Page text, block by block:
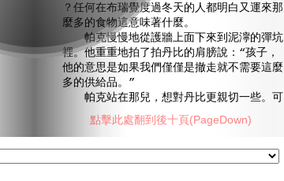
？任何在布瑞覺度過冬天的人都明白又運來那
麼多的食物這意味著什麼。
帕克慢慢地從護牆上面下來到泥濘的彈坑
裡。他重重地拍了拍丹比的肩膀說：“孩子，
他的意思是如果我們僅僅是撤走就不需要這麼
多的供給品。”
帕克站在那兒，想對丹比更親切一些。可
點擊此處翻到後十頁(PageDown)